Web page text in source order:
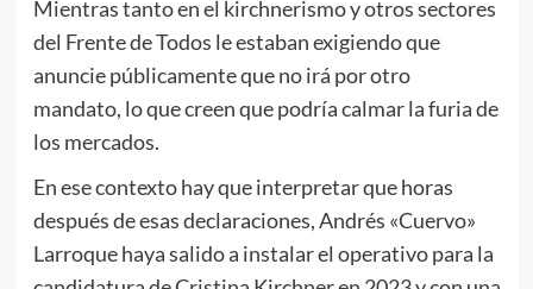
Mientras tanto en el kirchnerismo y otros sectores
del Frente de Todos le estaban exigiendo que
anuncie públicamente que no irá por otro
mandato, lo que creen que podría calmar la furia de
los mercados.
En ese contexto hay que interpretar que horas
después de esas declaraciones, Andrés «Cuervo»
Larroque haya salido a instalar el operativo para la